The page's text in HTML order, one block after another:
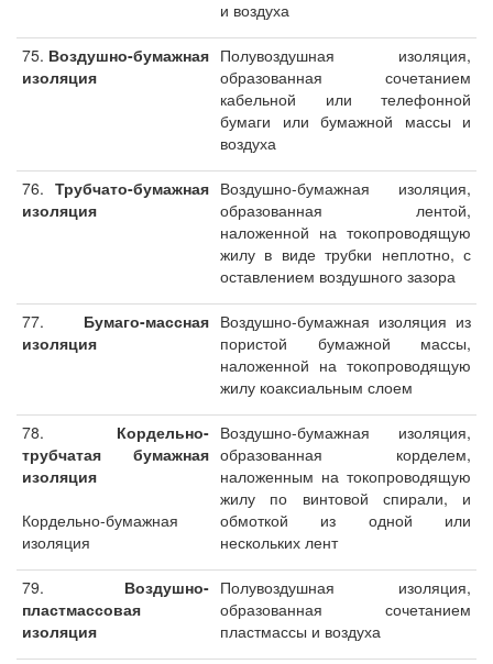
и воздуха
75. Воздушно-бумажная
изоляция
Полувоздушная изоляция,
образованная сочетанием
кабельной или телефонной
бумаги или бумажной массы и
воздуха
76. Трубчато-бумажная
изоляция
Воздушно-бумажная изоляция,
образованная лентой,
наложенной на токопроводящую
жилу в виде трубки неплотно, с
оставлением воздушного зазора
77. Бумаго-массная
изоляция
Воздушно-бумажная изоляция из
пористой бумажной массы,
наложенной на токопроводящую
жилу коаксиальным слоем
78. Кордельно-
трубчатая бумажная
изоляция
Кордельно-бумажная
изоляция
Воздушно-бумажная изоляция,
образованная корделем,
наложенным на токопроводящую
жилу по винтовой спирали, и
обмоткой из одной или
нескольких лент
79. Воздушно-
пластмассовая
изоляция
Полувоздушная изоляция,
образованная сочетанием
пластмассы и воздуха